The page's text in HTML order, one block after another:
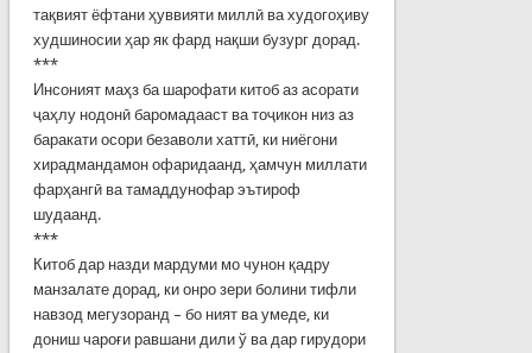
тақвият ёфтани ҳуввияти миллӣ ва худогоҳиву
худшиносии ҳар як фард нақши бузург дорад.
***
Инсоният маҳз ба шарофати китоб аз асорати
ҷаҳлу нодонӣ баромадааст ва тоҷикон низ аз
баракати осори безаволи хаттӣ, ки ниёгони
хирадмандамон офаридаанд, ҳамчун миллати
фарҳангӣ ва тамаддунофар эътироф
шудаанд.
***
Китоб дар назди мардуми мо чунон қадру
манзалате дорад, ки онро зери болини тифли
навзод мегузоранд – бо ният ва умеде, ки
дониш чароғи равшани дили ў ва дар гирудори